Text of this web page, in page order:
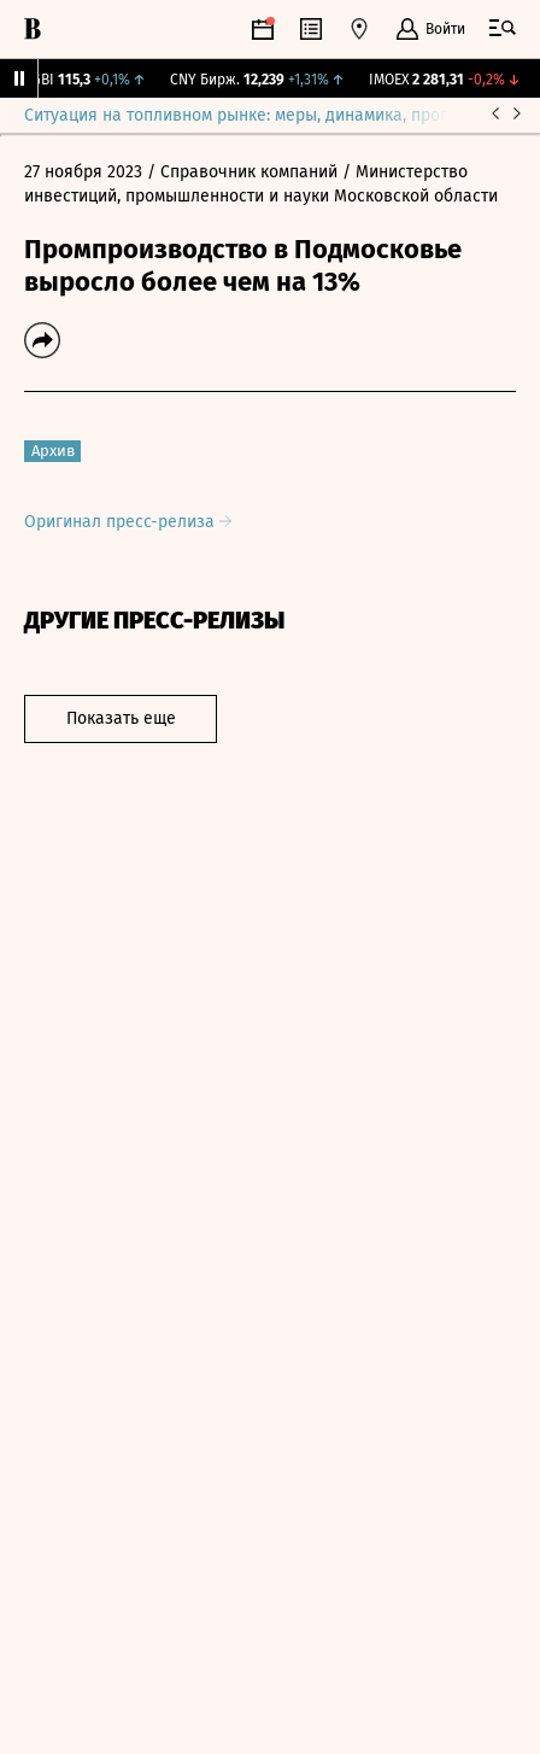
Войти
RGBI 115,3 +0,1% ↑ CNY Бирж. 12,239 +1,31% ↑ IMOEX 2 281,31 -0,2%↓
Ситуация на топливном рынке: меры, динамика, прогнозы
27 ноября 2023 / Справочник компаний / Министерство
инвестиций, промышленности и науки Московской области
Промпроизводство в Подмосковье
выросло более чем на 13%
Архив
Оригинал пресс-релиза
ДРУГИЕ ПРЕСС-РЕЛИЗЫ
Показать еще